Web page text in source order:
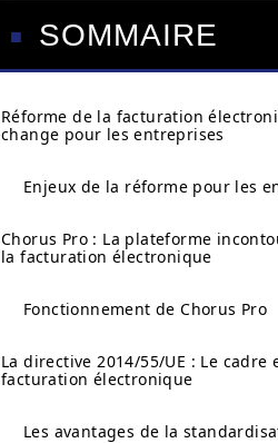
SOMMAIRE
Réforme de la facturation
change pour les entreprises
Enjeux de la réforme pour les
Chorus Pro : La plateforme
la facturation électronique
Fonctionnement de Chorus Pro
La directive 2014/55/UE : Le cadre
facturation électronique
Les avantages de la